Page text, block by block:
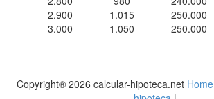
2.900
1.015
250.000
3.000
1.050 250.000
Copyright® 2026 calcular-hipoteca.net Home